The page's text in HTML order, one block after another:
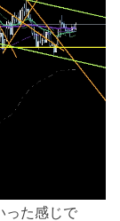
った感じで